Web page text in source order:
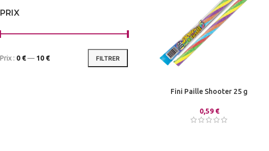
PRIX
FILTRER
Prix : 0 €— 10 €
Fini Paille Shooter 25 g
0,59 €